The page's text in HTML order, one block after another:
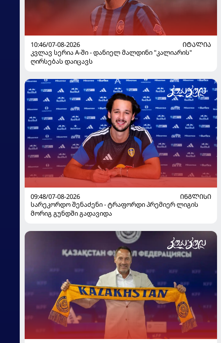
10:46/07-08-2026
ᲘᲢᲐᲚᲘᲐ
კვლავ სერია A-ში - დანიელ მალდინი "კალიარის"
ღირსებას დაიცავს
09:48/07-08-2026
ᲘᲜᲒᲚᲘᲡᲘ
სარეკორდო შენაძენი - ტრაფორდი პრემიერ ლიგის
მორიგ გუნდში გადავიდა